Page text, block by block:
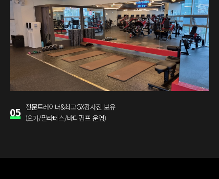
05 전문트레이너&최고GX강사진 보유
(요가/필라테스/바디펌프 운영)